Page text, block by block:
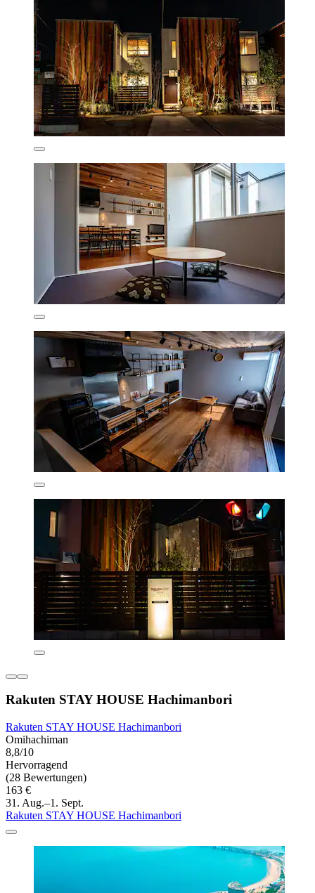
Rakuten STAY HOUSE Hachimanbori
Rakuten STAY HOUSE Hachimanbori
Omihachiman
8,8/10
Hervorragend
(28 Bewertungen)
163 €
31. Aug.–1. Sept.
Rakuten STAY HOUSE Hachimanbori